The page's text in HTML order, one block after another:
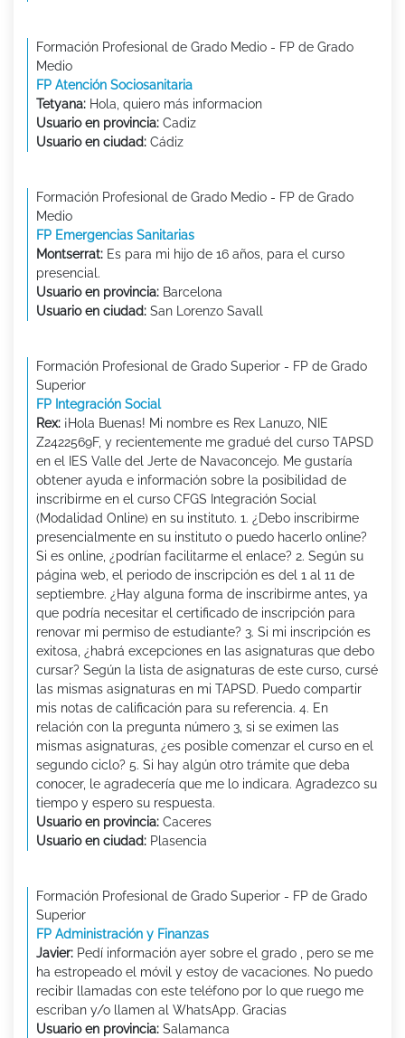
Formación Profesional de Grado Medio - FP de Grado
Medio
FP Atención Sociosanitaria
Tetyana: Hola, quiero más informacion
Usuario en provincia: Cadiz
Usuario en ciudad: Cádiz
Formación Profesional de Grado Medio - FP de Grado
Medio
FP Emergencias Sanitarias
Montserrat: Es para mi hijo de 16 años, para el curso
presencial.
Usuario en provincia: Barcelona
Usuario en ciudad: San Lorenzo Savall
Formación Profesional de Grado Superior - FP de Grado
Superior
FP Integración Social
Rex: ¡Hola Buenas! Mi nombre es Rex Lanuzo, NIE
Z2422569F, y recientemente me gradué del curso TAPSD
en el IES Valle del Jerte de Navaconcejo. Me gustaría
obtener ayuda e información sobre la posibilidad de
inscribirme en el curso CFGS Integración Social
(Modalidad Online) en su instituto. 1. ¿Debo inscribirme
presencialmente en su instituto o puedo hacerlo online?
Si es online, ¿podrían facilitarme el enlace? 2. Según su
página web, el periodo de inscripción es del 1 al 11 de
septiembre. ¿Hay alguna forma de inscribirme antes, ya
que podría necesitar el certificado de inscripción para
renovar mi permiso de estudiante? 3. Si mi inscripción es
exitosa, ¿habrá excepciones en las asignaturas que debo
cursar? Según la lista de asignaturas de este curso, cursé
las mismas asignaturas en mi TAPSD. Puedo compartir
mis notas de calificación para su referencia. 4. En
relación con la pregunta número 3, si se eximen las
mismas asignaturas, ¿es posible comenzar el curso en el
segundo ciclo? 5. Si hay algún otro trámite que deba
conocer, le agradecería que me lo indicara. Agradezco su
tiempo y espero su respuesta.
Usuario en provincia: Caceres
Usuario en ciudad: Plasencia
Formación Profesional de Grado Superior - FP de Grado
Superior
FP Administración y Finanzas
Javier: Pedí información ayer sobre el grado , pero se me
ha estropeado el móvil y estoy de vacaciones. No puedo
recibir llamadas con este teléfono por lo que ruego me
escriban y/o llamen al WhatsApp. Gracias
Usuario en provincia: Salamanca